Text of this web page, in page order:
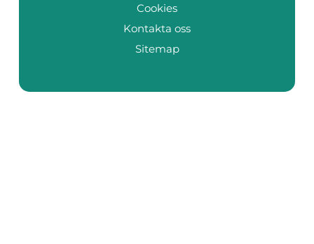
Cookies
Kontakta oss
Sitemap